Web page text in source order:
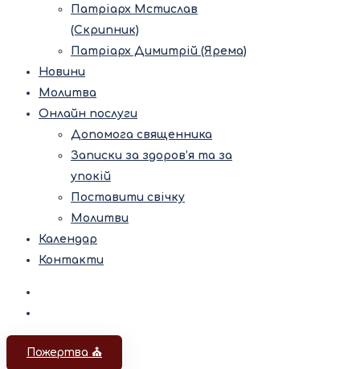
Патріарх Мстислав
(Скрипник)
Патріарх Димитрій (Ярема)
Новини
Молитва
Онлайн послуги
Допомога священника
Записки за здоров’я та за
упокій
Поставити свічку
Молитви
Календар
Контакти
Пожертва ⛪️